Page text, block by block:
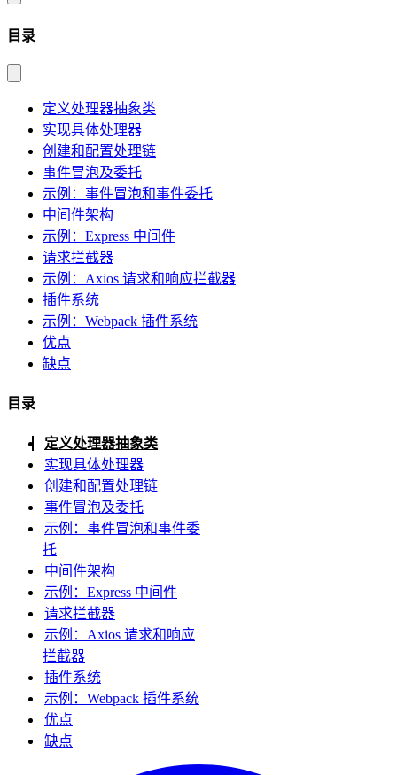
目录
定义处理器抽象类
实现具体处理器
创建和配置处理链
事件冒泡及委托
示例：事件冒泡和事件委托
中间件架构
示例：Express 中间件
请求拦截器
示例：Axios 请求和响应拦截器
插件系统
示例：Webpack 插件系统
优点
缺点
目录
定义处理器抽象类
实现具体处理器
创建和配置处理链
事件冒泡及委托
示例：事件冒泡和事件委
托
中间件架构
示例：Express 中间件
请求拦截器
示例：Axios 请求和响应
拦截器
插件系统
示例：Webpack 插件系统
优点
缺点